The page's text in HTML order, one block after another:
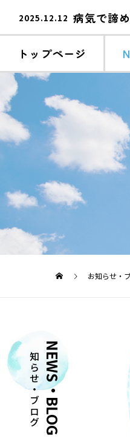
トップページ
2025.12.12 クラウド
2023.11.26 Ayumi バ
お知らせ・
NEWS・BLOG
お知らせ・ブログ